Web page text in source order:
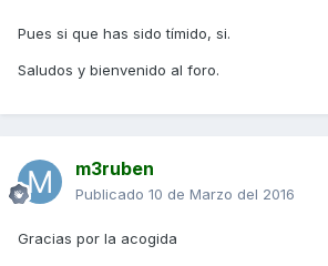
Pues si que has sido tímido, si.
Saludos y bienvenido al foro.
m3ruben
Publicado 10 de Marzo del 2016
Gracias por la acogida